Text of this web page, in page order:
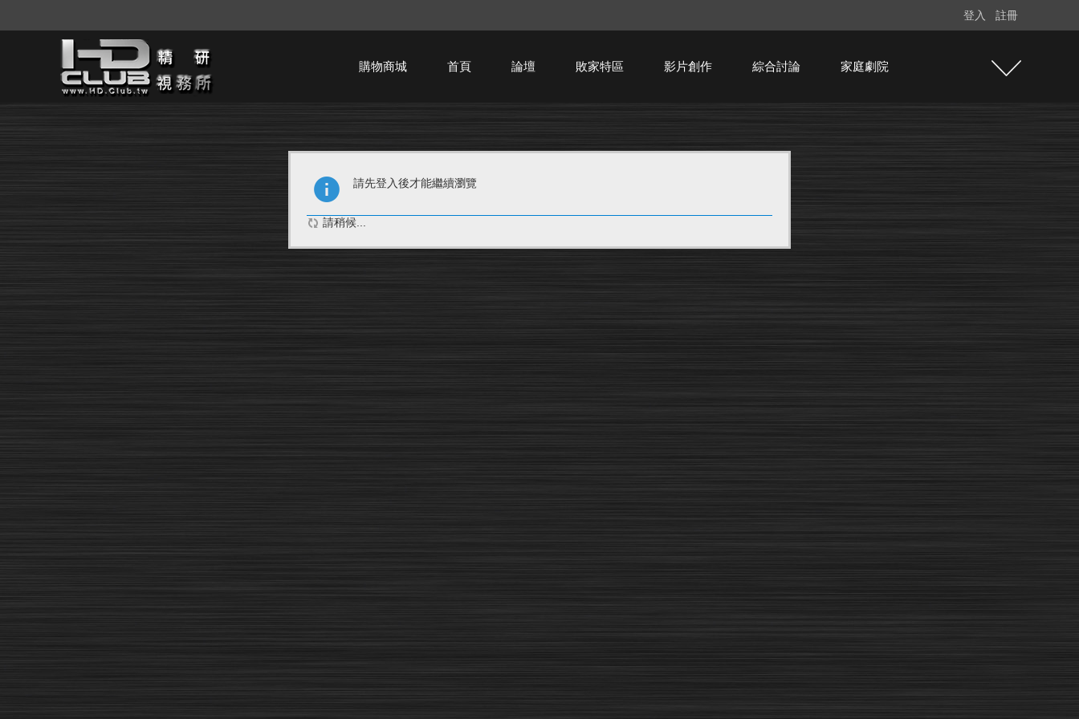
登入 註冊
購物商城 首頁 論壇 敗家特區 影片創作 綜合討論 家庭劇院
請先登入後才能繼續瀏覽
請稍候...